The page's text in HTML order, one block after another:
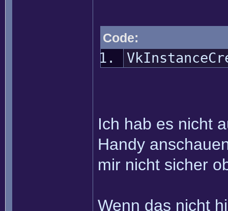
Code:
Ich hab es nicht
Handy
mir nicht sicher
Wenn das nicht